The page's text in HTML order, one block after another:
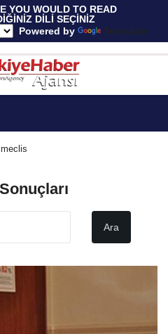
YOU WOULD TO READ
DİLİ SEÇİNİZ
Powered by
Translate
meclis